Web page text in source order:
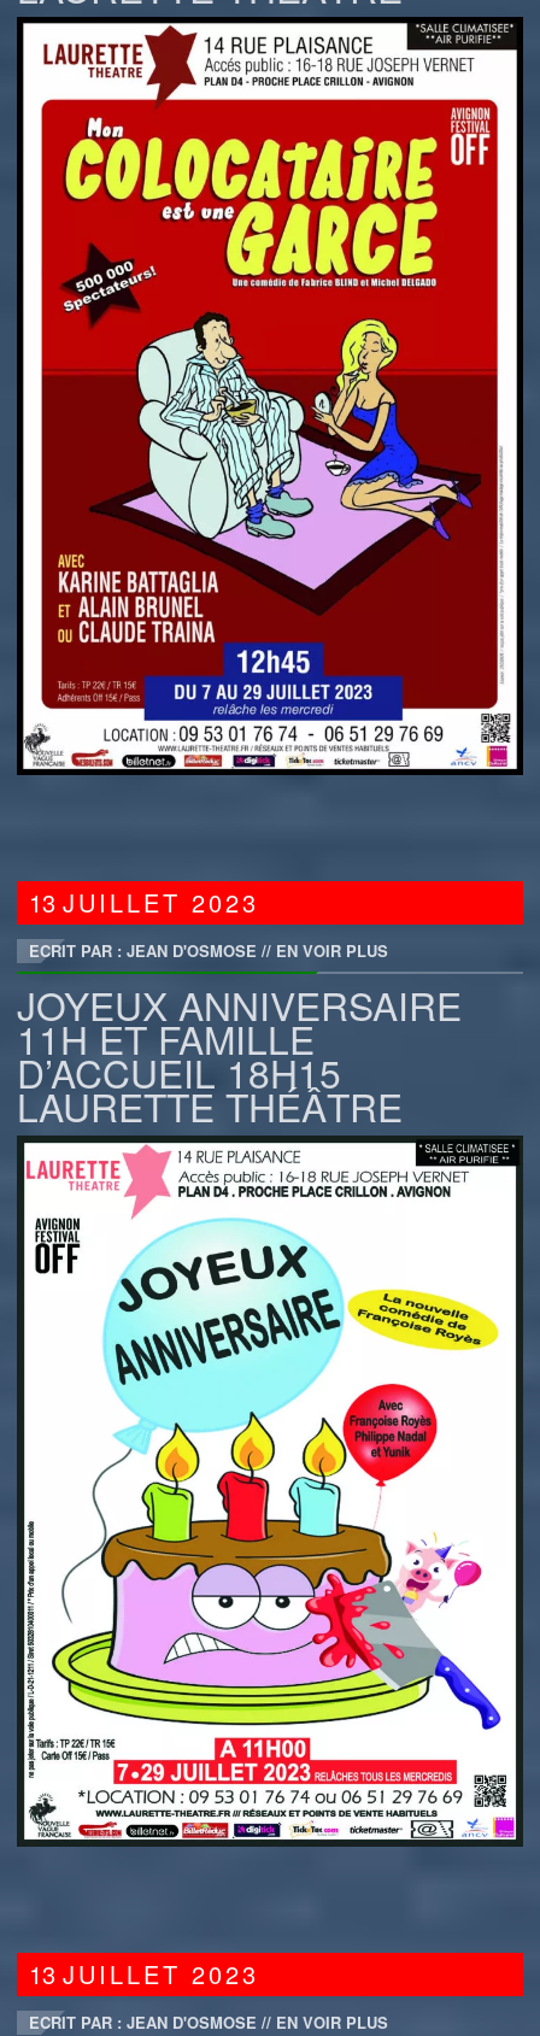
13JUILLET2023
ECRIT PAR : JEAN D'OSMOSE // EN VOIR PLUS
JOYEUX ANNIVERSAIRE
11H ET FAMILLE
D’ACCUEIL 18H15
LAURETTE THÉÂTRE
13JUILLET2023
ECRIT PAR : JEAN D'OSMOSE // EN VOIR PLUS